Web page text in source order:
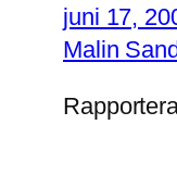
juni 17,
Malin